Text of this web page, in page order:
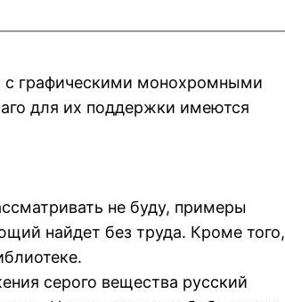
с графическими монохромными
для их поддержки имеются
не буду, примеры
найдет без труда. Кроме того,
серого вещества русский